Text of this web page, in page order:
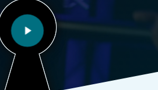
تشغيل الفيديو